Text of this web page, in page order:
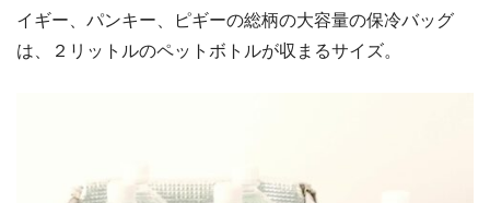
イギー、パンキー、ピギーの総柄の大容量の保冷バッグ
は、２リットルのペットボトルが収まるサイズ。